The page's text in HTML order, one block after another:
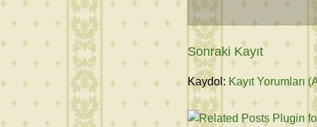
Sonraki Kayıt
Kaydol: Kayıt Yorumları